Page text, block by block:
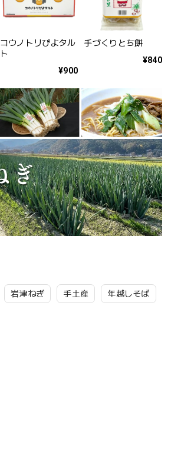
岩津ねぎ 手土産 年越しそば
コウノトリぴよタル
ト
¥900
手づくりとち餅
¥840